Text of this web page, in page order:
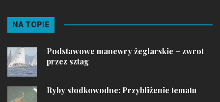
NA TOPIE
Podstawowe manewry żeglarskie – zwrot
przez sztag
Ryby słodkowodne: Przybliżenie tematu